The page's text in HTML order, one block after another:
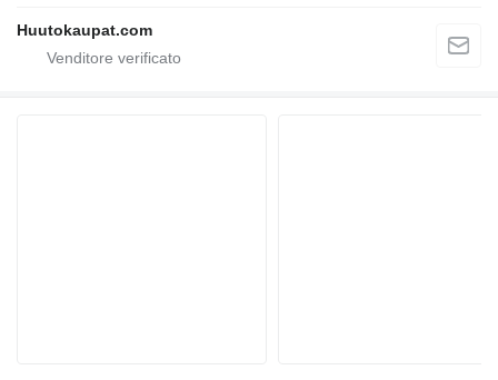
Huutokaupat.com